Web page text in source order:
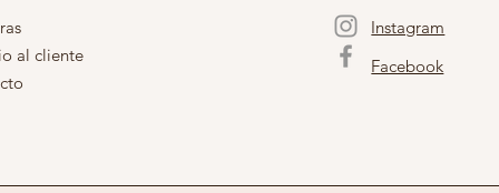
al cliente
Instagram
Facebook